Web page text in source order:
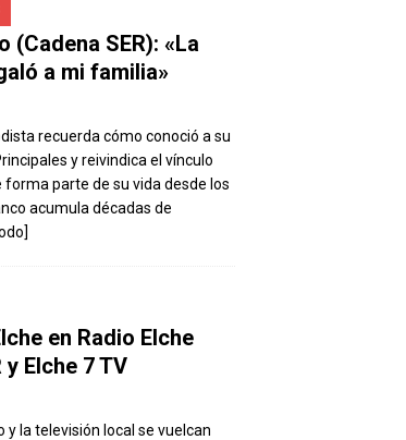
(Cadena SER): «La
a mi familia»
recuerda cómo conoció a su
y reivindica el vínculo
forma parte de su vida desde los
acumula décadas de
en Radio Elche
y Elche 7 TV
y la televisión local se vuelcan